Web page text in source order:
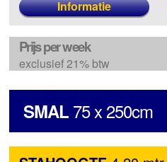
Informatie
Prijs per week
exclusief 21% btw
SMAL 75 x 250cm